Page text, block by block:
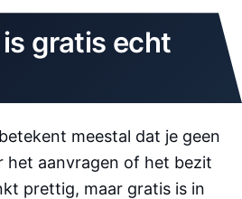
gratis echt
meestal dat je geen
het aanvragen of het bezit
prettig, maar gratis is in